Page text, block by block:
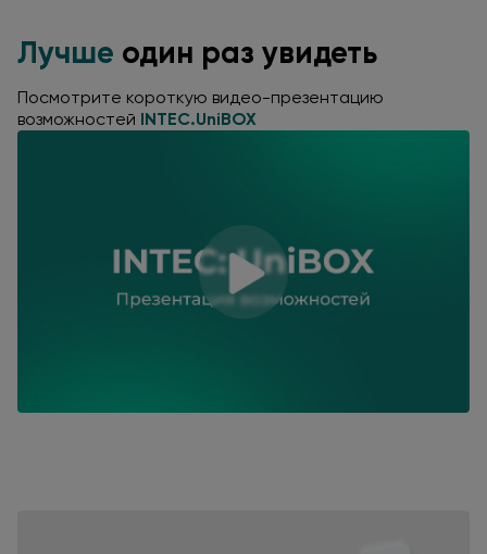
Лучше один раз увидеть
Посмотрите короткую видео-презентацию
возможностей INTEC.UniBOX